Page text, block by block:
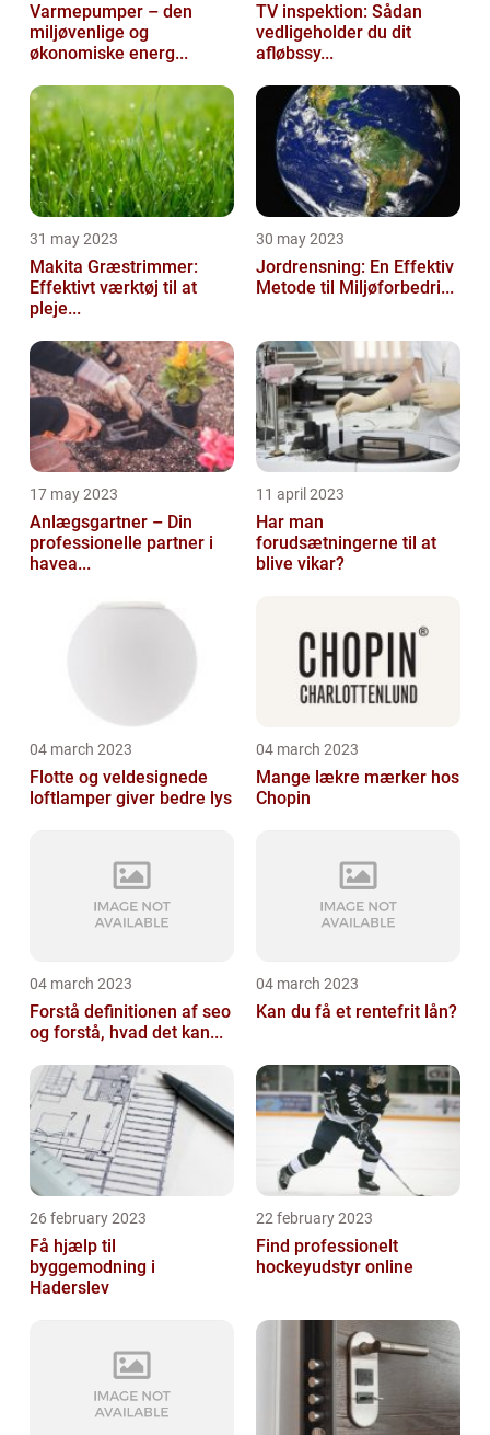
Varmepumper – den
miljøvenlige og
økonomiske energ...
TV inspektion: Sådan
vedligeholder du dit
afløbssy...
31 may 2023
Makita Græstrimmer:
Effektivt værktøj til at
pleje...
30 may 2023
Jordrensning: En Effektiv
Metode til Miljøforbedri...
17 may 2023
Anlægsgartner – Din
professionelle partner i
havea...
11 april 2023
Har man
forudsætningerne til at
blive vikar?
04 march 2023
Flotte og veldesignede
loftlamper giver bedre lys
04 march 2023
Mange lækre mærker hos
Chopin
04 march 2023
Forstå definitionen af seo
og forstå, hvad det kan...
04 march 2023
Kan du få et rentefrit lån?
26 february 2023
Få hjælp til
byggemodning i
Haderslev
22 february 2023
Find professionelt
hockeyudstyr online